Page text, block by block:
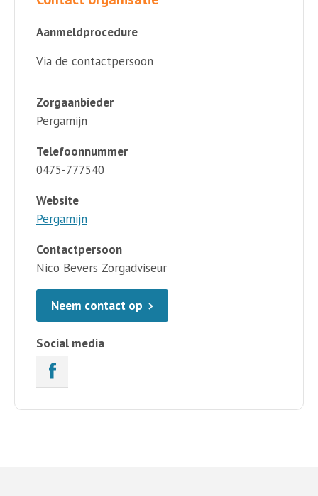
Aanmeldprocedure
Via de contactpersoon
Zorgaanbieder
Pergamijn
Telefoonnummer
0475-777540
Website
Pergamijn
Contactpersoon
Nico Bevers Zorgadviseur
Neem contact op
Social media